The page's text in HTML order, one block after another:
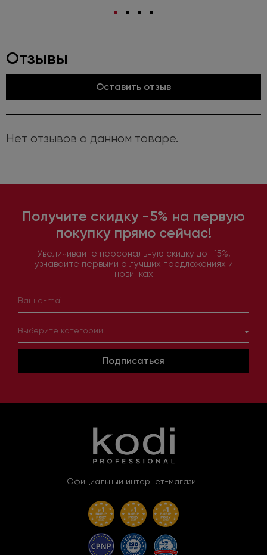
Отзывы
Оставить отзыв
Нет отзывов о данном товаре.
Получите скидку -5% на первую
покупку прямо сейчас!
Увеличивайте персональную скидку до -15%,
узнавайте первыми о лучших предложениях и
новинках
Выберите категории
Подписаться
Официальный интернет-магазин